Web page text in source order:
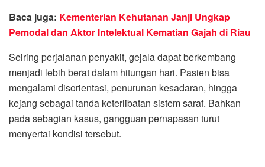
Baca juga: Kementerian Kehutanan Janji Ungkap
Pemodal dan Aktor Intelektual Kematian Gajah di Riau
Seiring perjalanan penyakit, gejala dapat berkembang
menjadi lebih berat dalam hitungan hari. Pasien bisa
mengalami disorientasi, penurunan kesadaran, hingga
kejang sebagai tanda keterlibatan sistem saraf. Bahkan
pada sebagian kasus, gangguan pernapasan turut
menyertai kondisi tersebut.